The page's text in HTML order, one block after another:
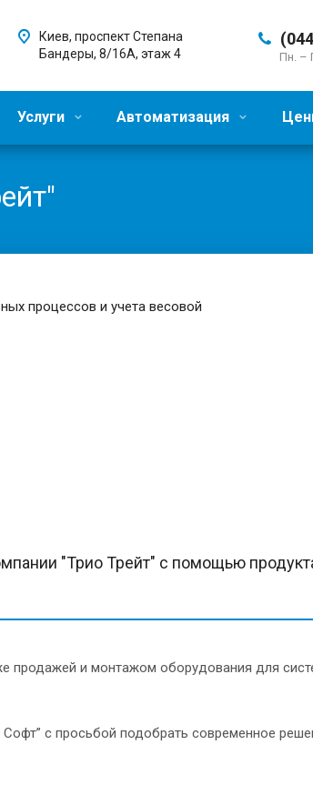
Пн. –
Киев, проспект Степана
Бандеры, 8/16А, этаж 4
Услуги Автоматизация
процессов и учета весовой
"Трио Трейт" с помощью
продажей и монтажом оборудования для
с просьбой подобрать современное